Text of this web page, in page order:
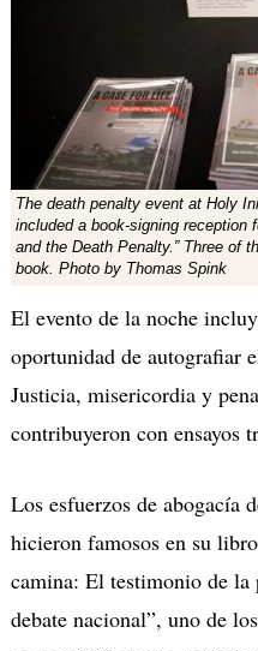
The death penalty event at Holy
included a book-signing reception
and the Death Penalty.” Three of
book. Photo by Thomas Spink
El evento de la noche
oportunidad de autografiar
Justicia, misericordia y
contribuyeron con ensayos
Los esfuerzos de abogacía
hicieron famosos en su
camina: El testimonio de la
debate nacional”, uno de